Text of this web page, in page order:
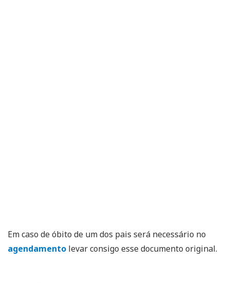
Em caso de óbito de um dos pais será necessário no
agendamento levar consigo esse documento original.